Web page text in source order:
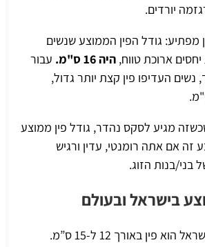
יורדים.
מפתיע: גודל הפין הממוצע שנשים
ארוכת טווח, היה 16 ס"מ.
עבור
העדיפו פין קצת יותר גדול,
מגיע לסקס נהדר, גודל פין ממוצע
זה אם אתה רומנטי, עדין ורגיש
בני/בנות הזוג.
בישראל ובעולם
פין באורך 12 ל-15 ס”מ.